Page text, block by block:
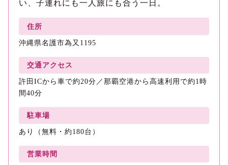
い、子連れにも一人旅にも合う一日。
住所
沖縄県名護市為又1195
交通アクセス
許田ICから車で約20分／那覇空港から高速利用で約1時
間40分
駐車場
あり（無料・約180台）
営業時間